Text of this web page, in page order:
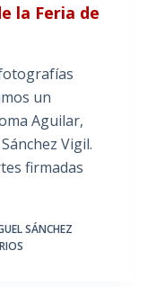
la Feria de
un
Aguilar,
Vigil.
firmadas
SÁNCHEZ